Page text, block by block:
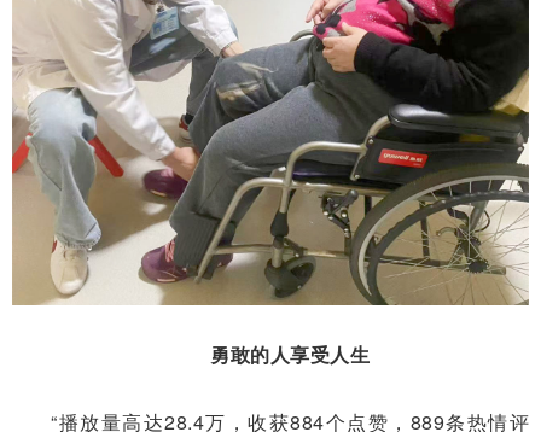
勇敢的人享受人生
“播放量高达28.4万，收获884个点赞，889条热情评